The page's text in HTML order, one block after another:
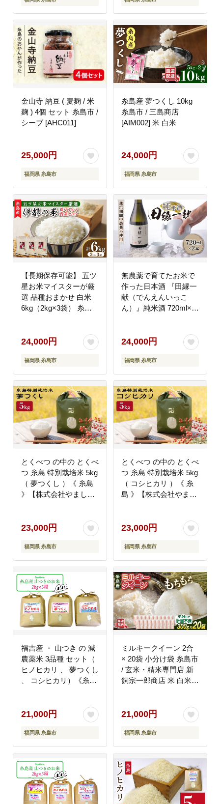
金山寺 納豆 ( 麦麹 / 米
麹 ) 4個 セット 糸島市 /
シーブ [AHC011]
25,000円
福岡県 糸島市
糸島産 夢つくし 10kg
糸島市 / 三島商店
[AIM002] 米 白米
24,000円
福岡県 糸島市
【長期保存可能】 五ツ
星お米マイスターが厳
選 品種おまかせ 白米
6kg（2kg×3袋） 糸島
24,000円
福岡県 糸島市
無農薬で育てたお米で
作った日本酒 『田縁一
献（でんえんいっこ
ん）』純米酒 720ml×2
[AUM001]
24,000円
福岡県 糸島市
とくべつ の中の とくべ
つ 糸島 特別栽培米 5kg
（ 夢つくし ）《 糸島
》【株式会社やまし
23,000円
福岡県 糸島市
とくべつ の中の とくべ
つ 糸島 特別栽培米 5kg
（ コシヒカリ ）《 糸
島 》【株式会社やまし
23,000円
福岡県 糸島市
福吉産 ・ 山つき の 減
農薬米 3品種 セット（
ヒノヒカリ 、 夢つくし
、 コシヒカリ）《糸
ヒカリ/夢つくし/ヒノヒ
21,000円
福岡県 糸島市
ミルキークイーン 2合
× 20袋 小分け袋 糸島市
/ 玄米・精米専門店 新
飼宗一郎商店 米 白米
21,000円
福岡県 糸島市